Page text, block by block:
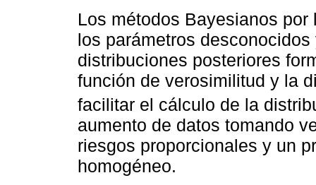
Los métodos Bayesianos
los parámetros
distribuciones posteriores
función de verosimilitud y la
facilitar el cálculo de la
aumento de datos tomando
riesgos proporcionales y un
homogéneo.